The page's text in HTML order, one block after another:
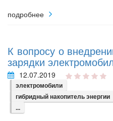
подробнее
К вопросу о
зарядки
12.07.2019
электромобили
гибридный накопитель энергии
...